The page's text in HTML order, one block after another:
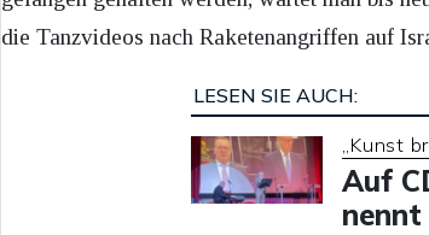
die Tanzvideos nach Raketenangriffen auf
LESEN SIE AUCH:
„Kunst
Auf